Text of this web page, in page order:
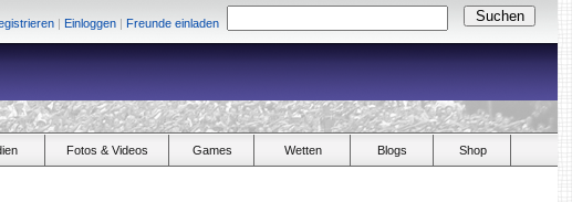
| Einloggen | Freunde einladen
Fotos & Videos Games Wetten Blogs Shop